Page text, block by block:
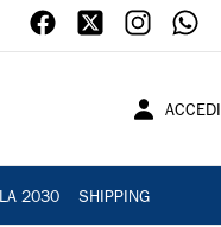
ACCEDI
2030 SHIPPING